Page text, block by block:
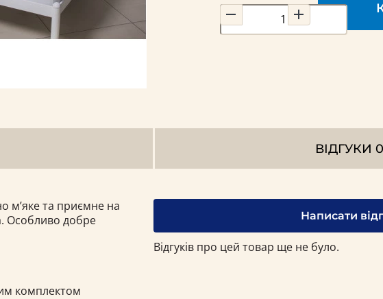
ВІДГУКИ 0
м’яке та приємне на
Особливо добре
комплектом
Написати
Відгуків про цей товар ще не було.